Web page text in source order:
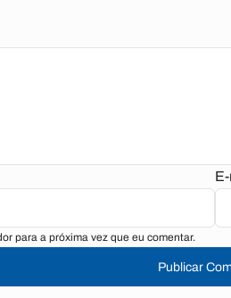
para a próxima vez que eu comentar.
Publicar